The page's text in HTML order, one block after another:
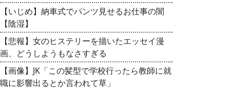
【いじめ】納車式でパンツ見せるお仕事の闇
【陰湿】
【悲報】女のヒステリーを描いたエッセイ漫
画、どうしようもなさすぎる
【画像】JK「この髪型で学校行ったら教師に就
職に影響出るとか言われて草」